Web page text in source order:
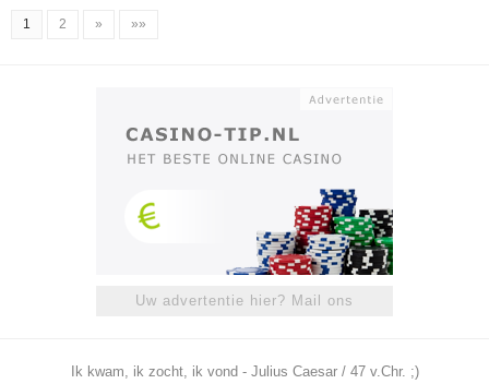
1 2 » »»
Uw advertentie hier? Mail ons
Ik kwam, ik zocht, ik vond - Julius Caesar / 47 v.Chr. ;)